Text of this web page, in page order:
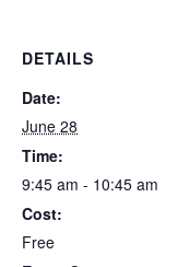
DETAILS
Date:
June 28
Time:
9:45 am - 10:45 am
Cost:
Free